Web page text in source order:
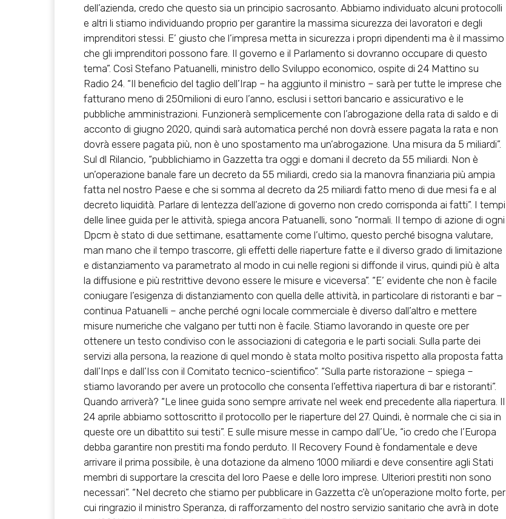
dell’azienda, credo che questo sia un principio sacrosanto. Abbiamo individuato alcuni protocolli
e altri li stiamo individuando proprio per garantire la massima sicurezza dei lavoratori e degli
imprenditori stessi. E’ giusto che l’impresa metta in sicurezza i propri dipendenti ma è il massimo
che gli imprenditori possono fare. Il governo e il Parlamento si dovranno occupare di questo
tema”. Così Stefano Patuanelli, ministro dello Sviluppo economico, ospite di 24 Mattino su
Radio 24. “Il beneficio del taglio dell’Irap – ha aggiunto il ministro – sarà per tutte le imprese che
fatturano meno di 250milioni di euro l’anno, esclusi i settori bancario e assicurativo e le
pubbliche amministrazioni. Funzionerà semplicemente con l’abrogazione della rata di saldo e di
acconto di giugno 2020, quindi sarà automatica perché non dovrà essere pagata la rata e non
dovrà essere pagata più, non è uno spostamento ma un’abrogazione. Una misura da 5 miliardi”.
Sul dl Rilancio, “pubblichiamo in Gazzetta tra oggi e domani il decreto da 55 miliardi. Non è
un’operazione banale fare un decreto da 55 miliardi, credo sia la manovra finanziaria più ampia
fatta nel nostro Paese e che si somma al decreto da 25 miliardi fatto meno di due mesi fa e al
decreto liquidità. Parlare di lentezza dell’azione di governo non credo corrisponda ai fatti”. I tempi
delle linee guida per le attività, spiega ancora Patuanelli, sono “normali. Il tempo di azione di ogni
Dpcm è stato di due settimane, esattamente come l’ultimo, questo perché bisogna valutare,
man mano che il tempo trascorre, gli effetti delle riaperture fatte e il diverso grado di limitazione
e distanziamento va parametrato al modo in cui nelle regioni si diffonde il virus, quindi più è alta
la diffusione e più restrittive devono essere le misure e viceversa”. “E’ evidente che non è facile
coniugare l’esigenza di distanziamento con quella delle attività, in particolare di ristoranti e bar –
continua Patuanelli – anche perché ogni locale commerciale è diverso dall’altro e mettere
misure numeriche che valgano per tutti non è facile. Stiamo lavorando in queste ore per
ottenere un testo condiviso con le associazioni di categoria e le parti sociali. Sulla parte dei
servizi alla persona, la reazione di quel mondo è stata molto positiva rispetto alla proposta fatta
dall’Inps e dall’Iss con il Comitato tecnico-scientifico”. “Sulla parte ristorazione – spiega –
stiamo lavorando per avere un protocollo che consenta l’effettiva riapertura di bar e ristoranti”.
Quando arriverà? “Le linee guida sono sempre arrivate nel week end precedente alla riapertura. Il
24 aprile abbiamo sottoscritto il protocollo per le riaperture del 27. Quindi, è normale che ci sia in
queste ore un dibattito sui testi”. E sulle misure messe in campo dall’Ue, “io credo che l’Europa
debba garantire non prestiti ma fondo perduto. Il Recovery Found è fondamentale e deve
arrivare il prima possibile, è una dotazione da almeno 1000 miliardi e deve consentire agli Stati
membri di supportare la crescita del loro Paese e delle loro imprese. Ulteriori prestiti non sono
necessari”. “Nel decreto che stiamo per pubblicare in Gazzetta c’è un’operazione molto forte, per
cui ringrazio il ministro Speranza, di rafforzamento del nostro servizio sanitario che avrà in dote